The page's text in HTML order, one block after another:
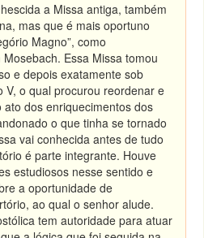
a Missa antiga, também
mas que é mais oportuno
Magno”, como
Essa Missa tomou
e depois exatamente sob
V, o qual procurou reordenar e
dos enriquecimentos dos
o que tinha se tornado
vai conhecida antes de tudo
é parte integrante. Houve
estudiosos nesse sentido e
a oportunidade de
ao qual o senhor alude.
tem autoridade para atuar